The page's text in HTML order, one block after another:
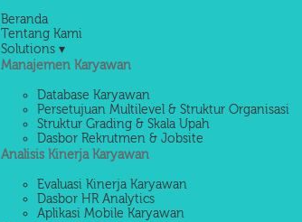
Beranda
Tentang Kami
Solutions ▾
Manajemen Karyawan
Database Karyawan
Persetujuan Multilevel & Struktur Organisasi
Struktur Grading & Skala Upah
Dasbor Rekrutmen & Jobsite
Analisis Kinerja Karyawan
Evaluasi Kinerja Karyawan
Dasbor HR Analytics
Aplikasi Mobile Karyawan